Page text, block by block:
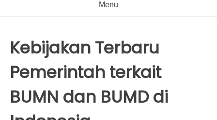
Menu
Kebijakan Terbaru
Pemerintah terkait
BUMN dan BUMD di